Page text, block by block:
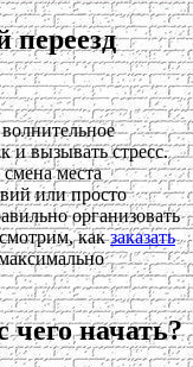
переезд
и вызывать стресс.
места
или просто
организовать
какзаказать
чего начать?